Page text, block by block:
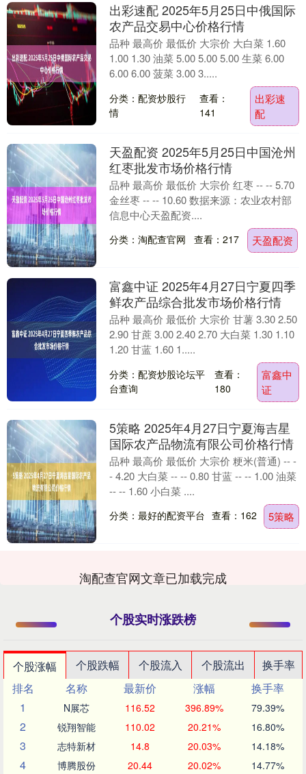
出彩速配 2025年5月25日中俄国际
农产品交易中心价格行情
品种 最高价 最低价 大宗价 大白菜 1.60
1.00 1.30 油菜 5.00 5.00 5.00 生菜 6.00
6.00 6.00 菠菜 3.00 3.....
分类：配资炒股行
情
查看：
141
出彩速
配
天盈配资 2025年5月25日中国沧州
红枣批发市场价格行情
品种 最高价 最低价 大宗价 红枣 -- -- 5.70
金丝枣 -- -- 10.60 数据来源：农业农村部
信息中心天盈配资....
分类：淘配查官网 查看：217 天盈配资
富鑫中证 2025年4月27日宁夏四季
鲜农产品综合批发市场价格行情
品种 最高价 最低价 大宗价 甘薯 3.30 2.50
2.90 甘蔗 3.00 2.40 2.70 大白菜 1.30 1.10
1.20 甘蓝 1.60 1.....
分类：配资炒股论坛平
台查询
查看：
180
富鑫中
证
5策略 2025年4月27日宁夏海吉星
国际农产品物流有限公司价格行情
品种 最高价 最低价 大宗价 粳米(普通) -- -
- 4.20 大白菜 -- -- 0.80 甘蓝 -- -- 1.00 油菜
-- -- 1.60 小白菜 ....
分类：最好的配资平台 查看：162 5策略
淘配查官网文章已加载完成
个股实时涨跌榜
个股涨幅 个股跌幅 个股流入 个股流出
换手率
排名
名称 最新价 涨幅
换手率
1
N展芯 116.52 396.89% 79.39%
2 锐翔智能 110.02 20.21% 16.80%
3 志特新材 14.8 20.03% 14.18%
4 博腾股份 20.44 20.02% 14.77%